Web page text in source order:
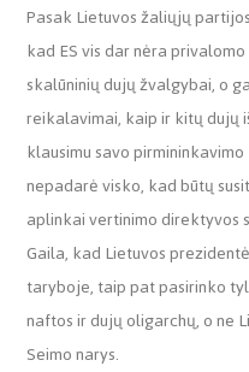
Pasak Lietuvos žaliųjų
kad ES vis dar nėra
skalūninių dujų žvalgybai, o
reikalavimai, kaip ir kitų dujų
klausimu savo
nepadarė visko, kad būtų
aplinkai vertinimo direktyvos
Gaila, kad Lietuvos
taryboje, taip pat pasirinko
naftos ir dujų oligarchų, o ne
Seimo narys.